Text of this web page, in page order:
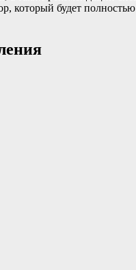
который будет полностью